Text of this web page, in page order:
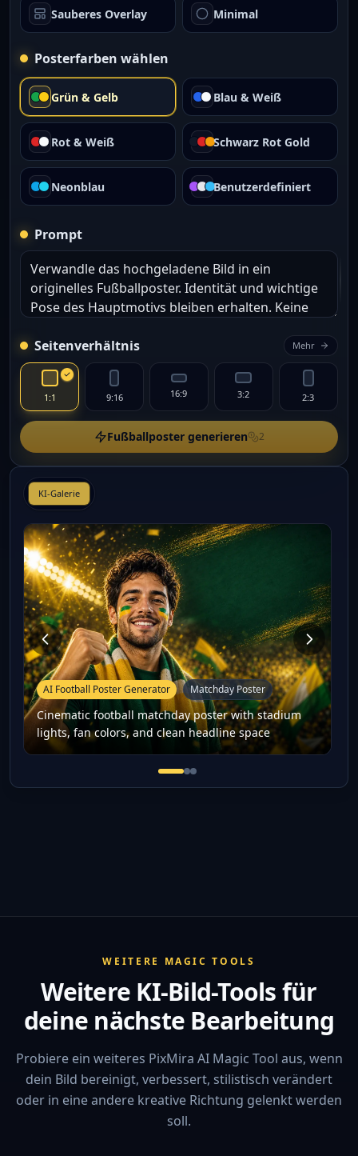
Sauberes Overlay Minimal
Posterfarben wählen
Grün & Gelb Blau & Weiß
Rot & Weiß Schwarz Rot Gold
Neonblau Benutzerdefiniert
Prompt
Seitenverhältnis Mehr
1:1 9:16 16:9 3:2 2:3
Fußballposter generieren 2
KI-Galerie
AI Football Poster Generator Matchday Poster
Cinematic football matchday poster with stadium
lights, fan colors, and clean headline space
Cinematic football matchday
Football player-style fan
16:9 football thumbnail
WEITERE MAGIC TOOLS
Weitere KI-Bild-Tools für
deine nächste Bearbeitung
Probiere ein weiteres PixMira AI Magic Tool aus, wenn
dein Bild bereinigt, verbessert, stilistisch verändert
oder in eine andere kreative Richtung gelenkt werden
soll.